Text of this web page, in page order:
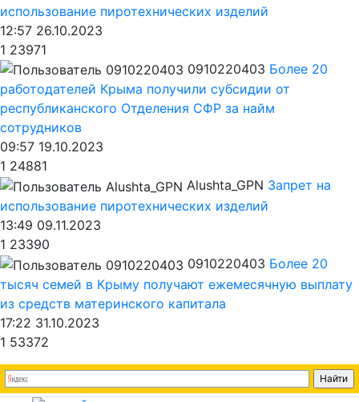
использование пиротехнических изделий
12:57 26.10.2023
1 23971
0910220403 Более 20
работодателей Крыма получили субсидии от
республиканского Отделения СФР за найм
сотрудников
09:57 19.10.2023
1 24881
Alushta_GPN Запрет на
использование пиротехнических изделий
13:49 09.11.2023
1 23390
0910220403 Более 20
тысяч семей в Крыму получают ежемесячную выплату
из средств материнского капитала
17:22 31.10.2023
1 53372